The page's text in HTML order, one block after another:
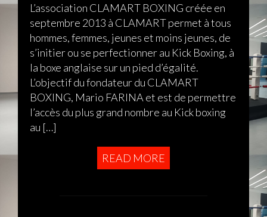
L’association CLAMART BOXING créée en
septembre 2013 à CLAMART permet à tous
hommes, femmes, jeunes et moins jeunes, de
s’initier ou se perfectionner au Kick Boxing, à
la boxe anglaise sur un pied d’égalité.
L’objectif du fondateur du CLAMART
BOXING, Mario FARINA et est de permettre
l’accès du plus grand nombre au Kick boxing
au […]
READ MORE